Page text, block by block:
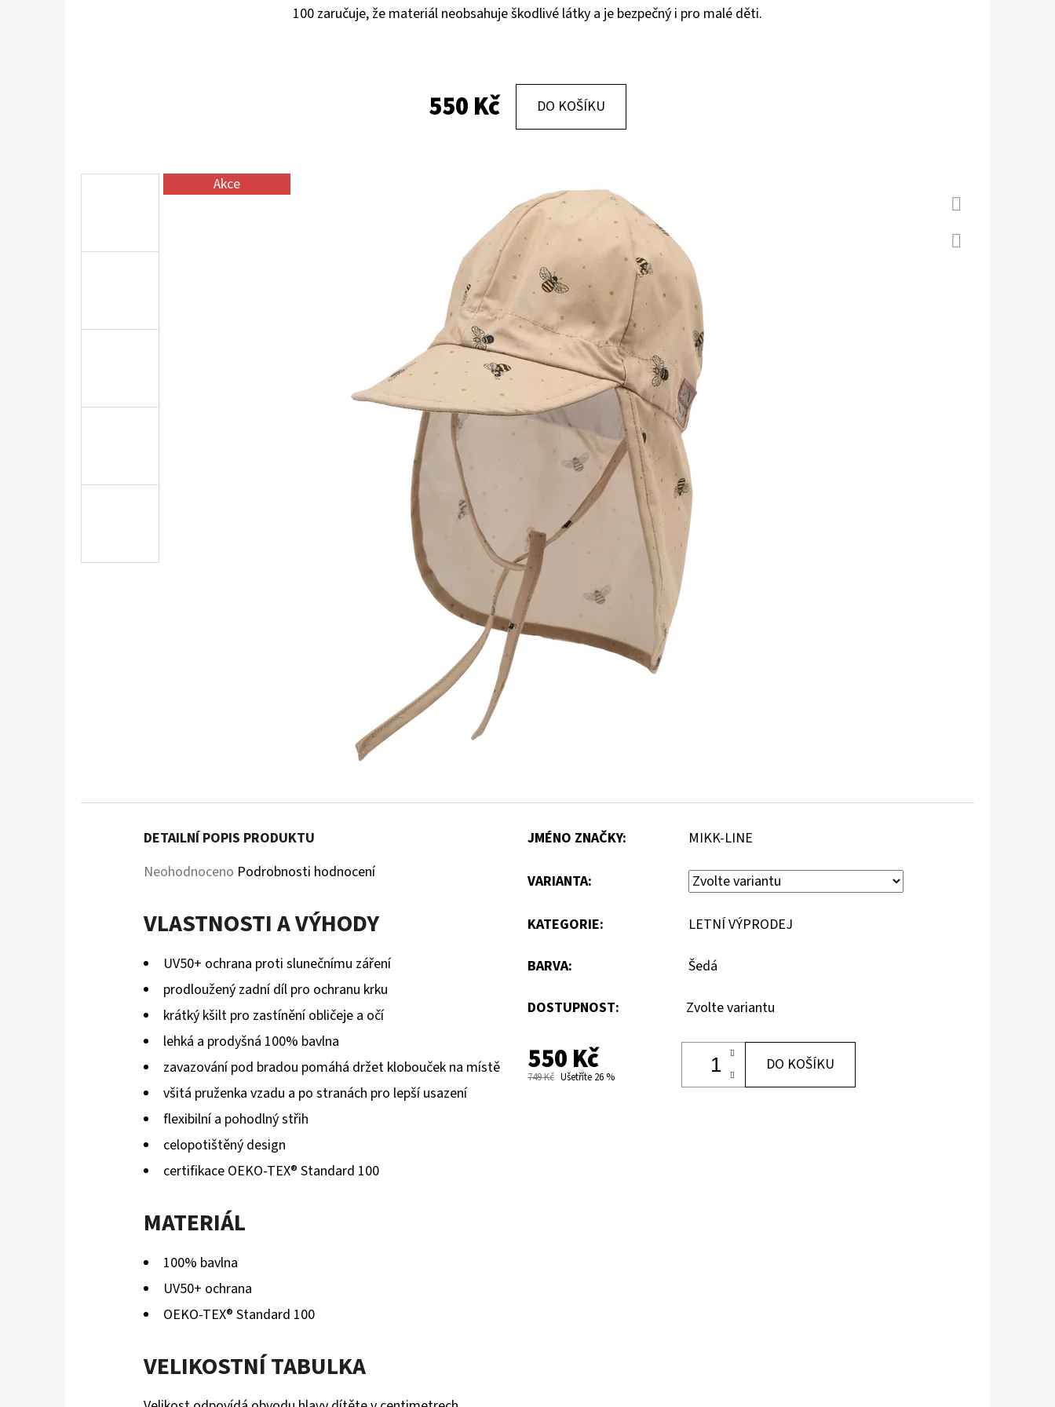
100 zaručuje, že materiál neobsahuje škodlivé látky a je bezpečný i pro malé děti.
550 Kč DO KOŠÍKU
Akce
Facebook
DETAILNÍ POPIS PRODUKTU
Průměrné
produktu
hvězdiček.
Neohodnoceno Podrobnosti hodnocení
VLASTNOSTI A VÝHODY
UV50+ ochrana proti slunečnímu záření
prodloužený zadní díl pro ochranu krku
krátký kšilt pro zastínění obličeje a očí
lehká a prodyšná 100% bavlna
zavazování pod bradou pomáhá držet klobouček na místě
všitá pruženka vzadu a po stranách pro lepší usazení
flexibilní a pohodlný střih
celopotištěný design
certifikace OEKO-TEX® Standard 100
MATERIÁL
100% bavlna
UV50+ ochrana
OEKO-TEX® Standard 100
VELIKOSTNÍ TABULKA
JMÉNO ZNAČKY: MIKK-LINE
VARIANTA:
KATEGORIE: LETNÍ VÝPRODEJ
BARVA: Šedá
DOSTUPNOST: Zvolte variantu
550 Kč
749 Kč Ušetříte 26 %
DO KOŠÍKU